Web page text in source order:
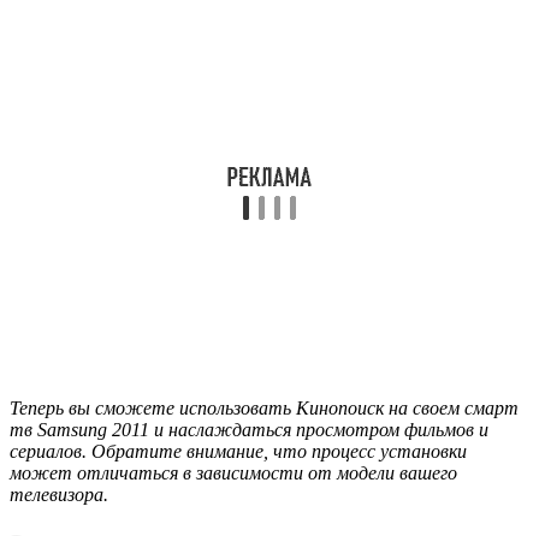
Теперь вы сможете использовать Кинопоиск на своем смарт
тв Samsung 2011 и наслаждаться просмотром фильмов и
сериалов. Обратите внимание, что процесс установки
может отличаться в зависимости от модели вашего
телевизора.